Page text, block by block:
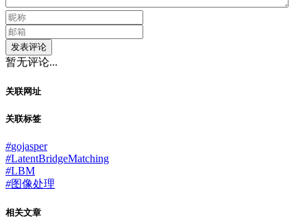
发表评论
暂无评论...
关联网址
关联标签
#gojasper
#LatentBridgeMatching
#LBM
#图像处理
相关文章